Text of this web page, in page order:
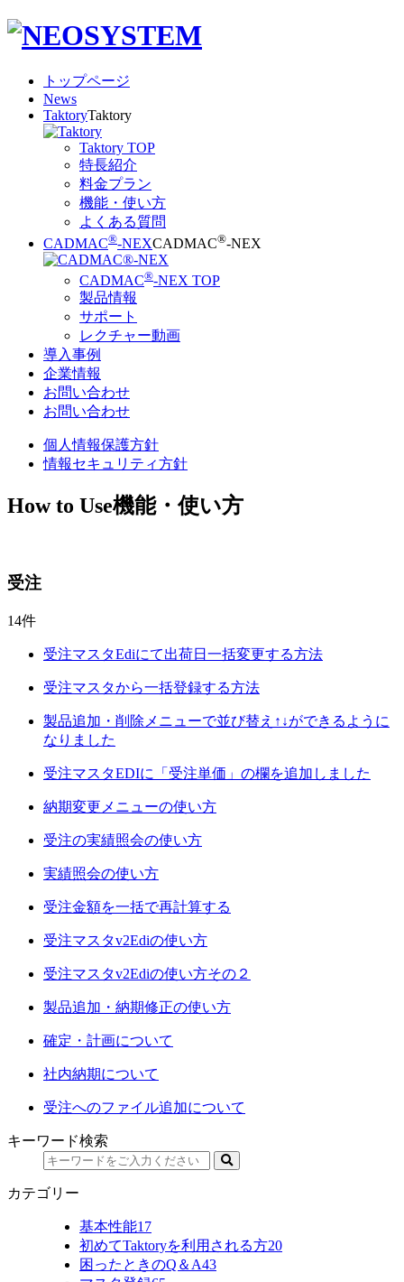
トップページ
News
TaktoryTaktory
Taktory TOP
特長紹介
料金プラン
機能・使い方
よくある質問
CADMAC®-NEXCADMAC®-NEX
CADMAC®-NEX TOP
製品情報
サポート
レクチャー動画
導入事例
企業情報
お問い合わせ
お問い合わせ
個人情報保護方針
情報セキュリティ方針
How to Use機能・使い方
受注
14件
受注マスタEdiにて出荷日一括変更する方法
受注マスタから一括登録する方法
製品追加・削除メニューで並び替え↑↓ができるように
なりました
受注マスタEDIに「受注単価」の欄を追加しました
納期変更メニューの使い方
受注の実績照会の使い方
実績照会の使い方
受注金額を一括で再計算する
受注マスタv2Ediの使い方
受注マスタv2Ediの使い方その２
製品追加・納期修正の使い方
確定・計画について
社内納期について
受注へのファイル追加について
キーワード検索
カテゴリー
基本性能17
初めてTaktoryを利用される方20
困ったときのQ＆A43